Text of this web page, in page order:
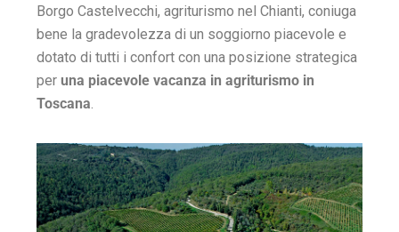
Borgo Castelvecchi, agriturismo nel Chianti, coniuga
bene la gradevolezza di un soggiorno piacevole e
dotato di tutti i confort con una posizione strategica
peruna piacevole vacanza in agriturismo in
Toscana.